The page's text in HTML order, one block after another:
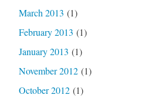
March 2013 (1)
February 2013 (1)
January 2013 (1)
November 2012(1)
October 2012(1)